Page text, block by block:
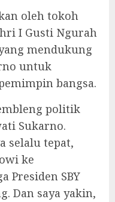
oleh tokoh
I Gusti Ngurah
mendukung
untuk
bangsa.
politik
Sukarno.
selalu tepat,
ke
Presiden SBY
Dan saya yakin,